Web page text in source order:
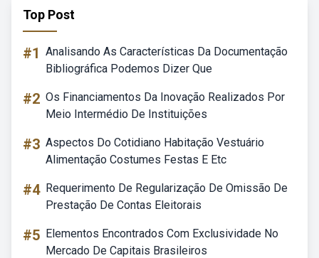
Top Post
#1 Analisando As Características Da Documentação
Bibliográfica Podemos Dizer Que
#2 Os Financiamentos Da Inovação Realizados Por
Meio Intermédio De Instituições
#3 Aspectos Do Cotidiano Habitação Vestuário
Alimentação Costumes Festas E Etc
#4 Requerimento De Regularização De Omissão De
Prestação De Contas Eleitorais
#5 Elementos Encontrados Com Exclusividade No
Mercado De Capitais Brasileiros